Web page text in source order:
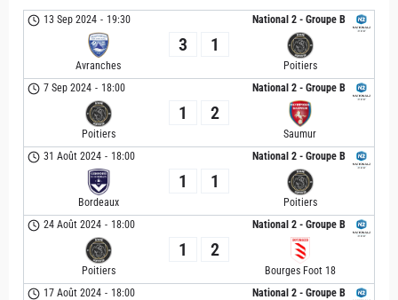
National 2 - Groupe B
13 Sep 2024 - 19:30
Avranches
3 1
Poitiers
National 2 - Groupe B
7 Sep 2024 - 18:00
Poitiers
1 2
Saumur
National 2 - Groupe B
31 Août 2024 - 18:00
Bordeaux
1 1
Poitiers
National 2 - Groupe B
24 Août 2024 - 18:00
Poitiers
1 2
Bourges Foot 18
National 2 - Groupe B
17 Août 2024 - 18:00